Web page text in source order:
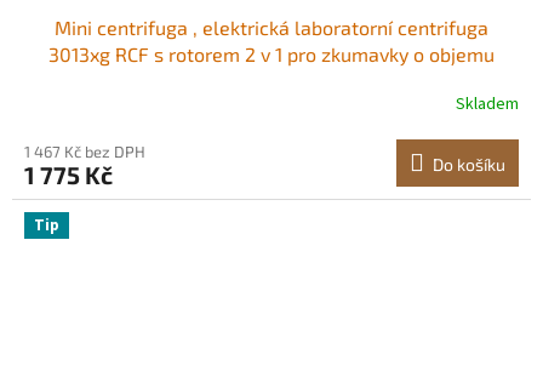
Mini centrifuga , elektrická laboratorní centrifuga
3013xg RCF s rotorem 2 v 1 pro zkumavky o objemu
hlučnost, široce používaná v různých experimentech
Skladem
1 467 Kč bez DPH
1 775 Kč Do košíku
Tip